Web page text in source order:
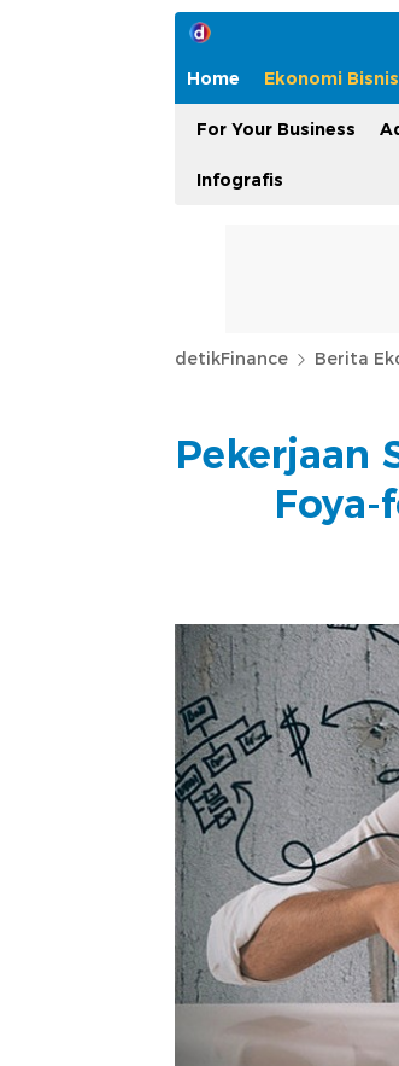
Home Ekonomi Bisnis
For Your Business
Infografis
detikFinance Berita
Pekerjaan
Foya-